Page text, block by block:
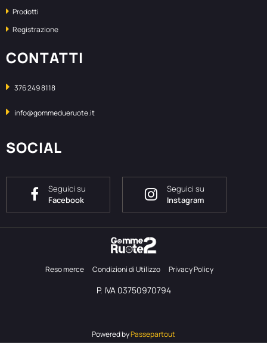
Prodotti
Registrazione
CONTATTI
376 249 8118
info@gommedueruote.it
SOCIAL
Seguici su
Facebook
Seguici su
Instagram
Reso merce Condizioni di Utilizzo Privacy Policy
P. IVA 03750970794
Powered byPassepartout